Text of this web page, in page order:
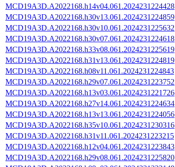
MCD19A3D.A2022168.h14v04.061.2024231224428
MCD19A3D.A2022168.h30v13.061.2024231224859
MCD19A3D.A2022168.h30v10.061.2024231225632
MCD19A3D.A2022168.h30v07.061.2024231224618
MCD19A3D.A2022168.h33v08.061.2024231225619
MCD19A3D.A2022168.h31v13.061.2024231224819
MCD19A3D.A2022168.h08v11.061.2024231224843
MCD19A3D.A2022168.h29v07.061.2024231223752
MCD19A3D.A2022168.h13v03.061.2024231221726
MCD19A3D.A2022168.h27v14.061.2024231224634
MCD19A3D.A2022168.h13v13.061.2024231224056
MCD19A3D.A2022168.h35v10.061.2024231230316
MCD19A3D.A2022168.h31v11.061.2024231223215
MCD19A3D.A2022168.h12v04.061.2024231223843
MCD19A3D.A2022168.h29v08.061.2024231225820